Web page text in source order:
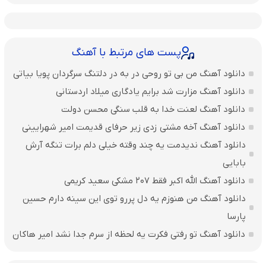
پست های مرتبط با آهنگ
دانلود آهنگ من بی تو روحی در به در دلتنگ سرگردان پویا بیاتی
دانلود آهنگ مزارت شد برایم یادگاری میلاد اردستانی
دانلود آهنگ لعنت خدا به قلب سنگی محسن دولت
دانلود آهنگ آخه مشتی زدی زیر حرفای قدیمت امیر شهرایینی
دانلود آهنگ ندیدمت یه چند وقته خیلی دلم برات تنگه آرش
بابایی
دانلود آهنگ الله اکبر فقط 207 مشکی سعید کریمی
دانلود آهنگ من هنوزم یه دل پررو توی این سینه دارم حسین
پارسا
دانلود آهنگ تو رفتی فکرت یه لحظه از سرم جدا نشد امیر هاکان